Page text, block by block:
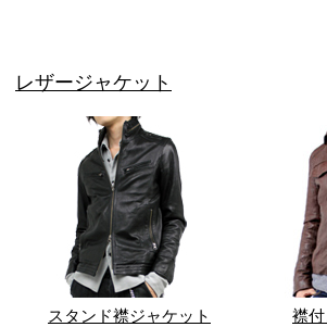
レザージャケット
スタンド襟ジャケット 襟